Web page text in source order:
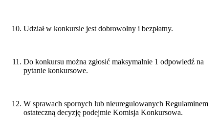
Udział w konkursie jest dobrowolny i bezpłatny.
Do konkursu można zgłosić maksymalnie 1 odpowiedź na
pytanie konkursowe.
W sprawach spornych lub nieuregulowanych Regulaminem
ostateczną decyzję podejmie Komisja Konkursowa.